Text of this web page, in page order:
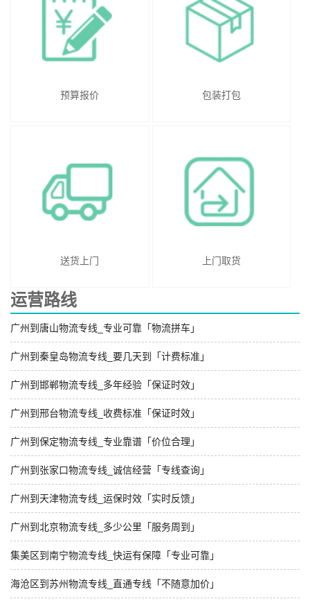
预算报价 包装打包
送货上门 上门取货
运营路线
广州到唐山物流专线_专业可靠「物流拼车」
广州到秦皇岛物流专线_要几天到「计费标准」
广州到邯郸物流专线_多年经验「保证时效」
广州到邢台物流专线_收费标准「保证时效」
广州到保定物流专线_专业靠谱「价位合理」
广州到张家口物流专线_诚信经营「专线查询」
广州到天津物流专线_运保时效「实时反馈」
广州到北京物流专线_多少公里「服务周到」
集美区到南宁物流专线_快运有保障「专业可靠」
海沧区到苏州物流专线_直通专线「不随意加价」